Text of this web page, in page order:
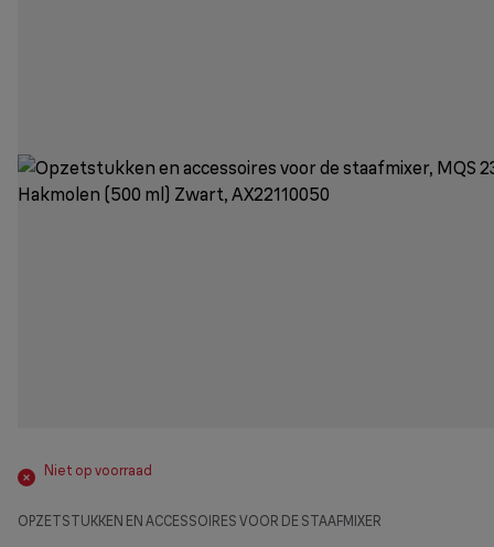
Niet op voorraad
OPZETSTUKKEN EN ACCESSOIRES VOOR DE STAAFMIXER